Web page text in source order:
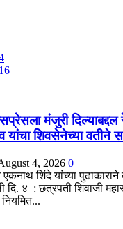
मंजुरी दिल्याबद्दल
यांचा शिवसेनेच्या वतीने
4, 2026 0
शिंदे यांच्या पुढाकाराने
दि. ४ : छत्रपती शिवाजी